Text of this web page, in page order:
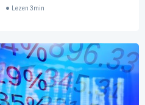
Lezen 3min